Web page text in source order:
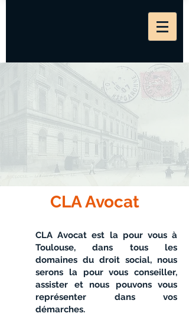
CLA Avocat
CLA Avocat est la pour vous à
Toulouse, dans tous les
domaines du droit social, nous
serons la pour vous conseiller,
assister et nous pouvons vous
représenter dans vos
démarches.